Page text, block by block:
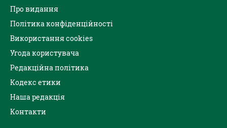
Про видання
Політика конфіденційності
Використання cookies
Угода користувача
Редакційна політика
Кодекс етики
Наша редакція
Контакти